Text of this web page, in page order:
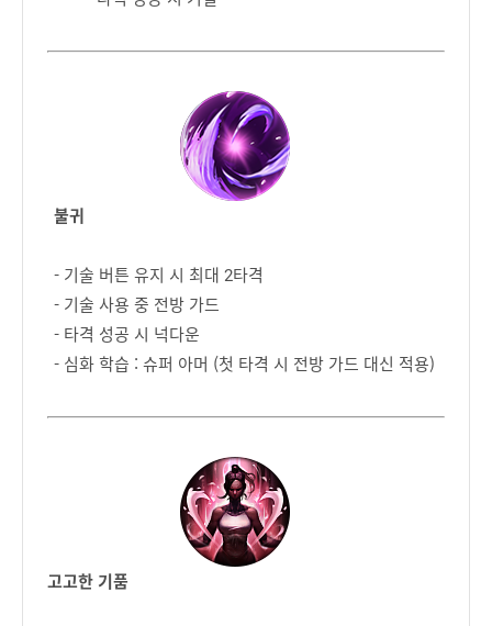
불귀
- 기술 버튼 유지 시 최대 2타격
- 기술 사용 중 전방 가드
- 타격 성공 시 넉다운
- 심화 학습 : 슈퍼 아머 (첫 타격 시 전방 가드 대신 적용)
고고한 기품